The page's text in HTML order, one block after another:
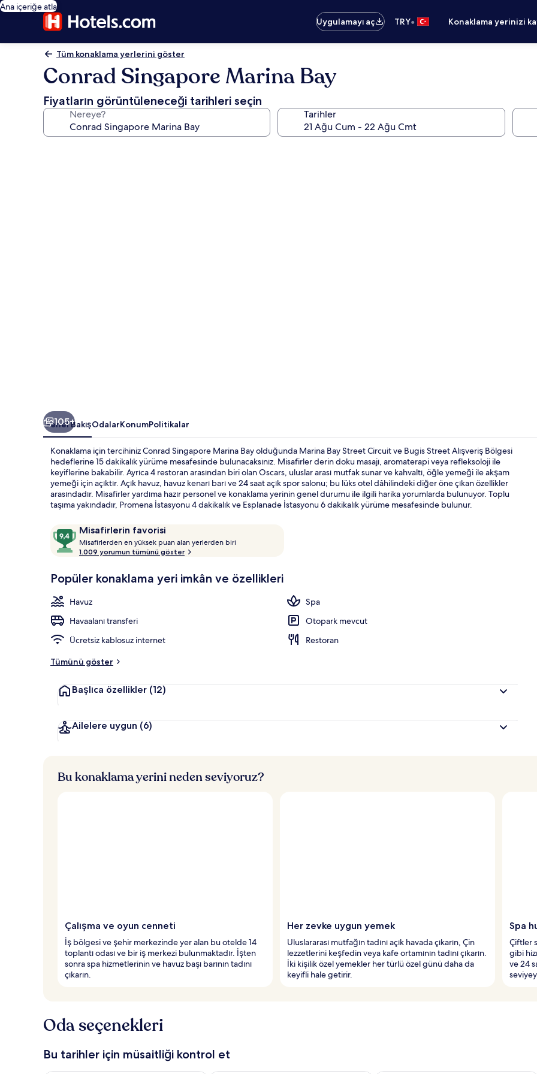
Ana içeriğe atla
Uygulamayı aç
TRY• Konaklama yerinizi
Tüm konaklama yerlerini göster
Conrad Singapore Marina Bay
Fiyatların görüntüleneceği tarihleri seçin
Nereye? Tarihler
4 restoran;
105+
Genel BakışOdalarKonumPolitikalar
Konaklama için tercihiniz Conrad Singapore Marina Bay olduğunda Marina Bay Street Circuit ve Bugis Street Alışveriş Bölgesi
hedeflerine 15 dakikalık yürüme mesafesinde bulunacaksınız. Misafirler derin doku masajı, aromaterapi veya refleksoloji ile
keyiflerine bakabilir. Ayrıca 4 restoran arasından biri olan Oscars, uluslar arası mutfak sunar ve kahvaltı, öğle yemeği ile akşam
yemeği için açıktır. Açık havuz, havuz kenarı barı ve 24 saat açık spor salonu; bu lüks otel dâhilindeki diğer öne çıkan özellikler
arasındadır. Misafirler yardıma hazır personel ve konaklama yerinin genel durumu ile ilgili harika yorumlarda bulunuyor. Toplu
taşıma yakındadır, Promena İstasyonu 4 dakikalık ve Esplanade İstasyonu 6 dakikalık yürüme mesafesinde bulunur.
YorumlarMisafirlerin favorisi
10
üzerinden
9,4,
favorisi
Misafirlerden en yüksek puan alan yerlerden biri
f
k
l
e
r
1.009 yorumun tümünü göster
Popüler konaklama yeri imkân ve özellikleri
Havuz
Spa
Havaalanı transferi
Otopark mevcut
Ücretsiz kablosuz internet
Restoran
Tümünü göster
Başlıca özellikler (12)
Ailelere uygun (6)
Bu konaklama yerini neden seviyoruz?
Çalışma ve oyun cenneti
İş bölgesi ve şehir merkezinde yer alan bu otelde 14
toplantı odası ve bir iş merkezi bulunmaktadır. İşten
sonra spa hizmetlerinin ve havuz başı barının tadını
çıkarın.
Her zevke uygun yemek
Uluslararası mutfağın tadını açık havada çıkarın, Çin
lezzetlerini keşfedin veya kafe ortamının tadını çıkarın.
İki kişilik özel yemekler her türlü özel günü daha da
keyifli hale getirir.
Spa
Çiftler
gibi
ve 24
Oda seçenekleri
Bu tarihler için müsaitliği kontrol et